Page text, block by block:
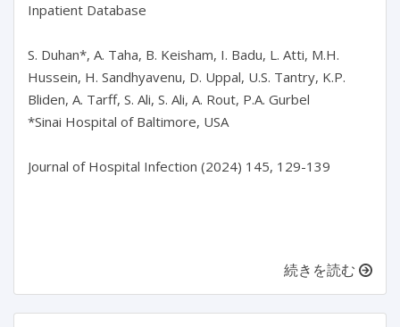
Inpatient Database
S. Duhan*, A. Taha, B. Keisham, I. Badu, L. Atti, M.H.
Hussein, H. Sandhyavenu, D. Uppal, U.S. Tantry, K.P.
Bliden, A. Tarff, S. Ali, S. Ali, A. Rout, P.A. Gurbel
*Sinai Hospital of Baltimore, USA
Journal of Hospital Infection (2024) 145, 129-139
続きを読む